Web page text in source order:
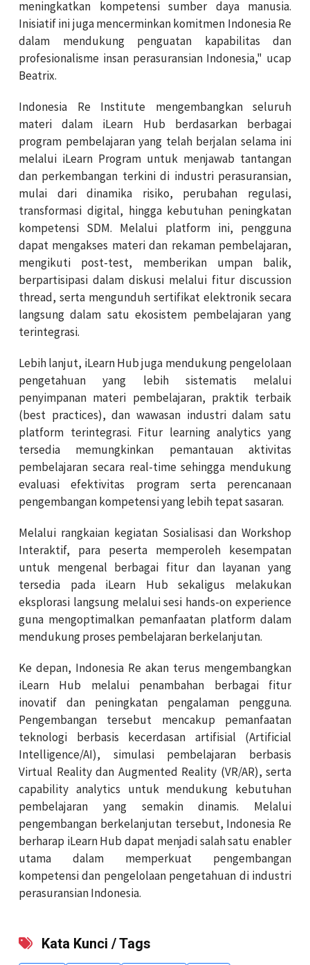
meningkatkan kompetensi sumber daya manusia.
Inisiatif ini juga mencerminkan komitmen Indonesia Re
dalam mendukung penguatan kapabilitas dan
profesionalisme insan perasuransian Indonesia," ucap
Beatrix.
Indonesia Re Institute mengembangkan seluruh
materi dalam iLearn Hub berdasarkan berbagai
program pembelajaran yang telah berjalan selama ini
melalui iLearn Program untuk menjawab tantangan
dan perkembangan terkini di industri perasuransian,
mulai dari dinamika risiko, perubahan regulasi,
transformasi digital, hingga kebutuhan peningkatan
kompetensi SDM. Melalui platform ini, pengguna
dapat mengakses materi dan rekaman pembelajaran,
mengikuti post-test, memberikan umpan balik,
berpartisipasi dalam diskusi melalui fitur discussion
thread, serta mengunduh sertifikat elektronik secara
langsung dalam satu ekosistem pembelajaran yang
terintegrasi.
Lebih lanjut, iLearn Hub juga mendukung pengelolaan
pengetahuan yang lebih sistematis melalui
penyimpanan materi pembelajaran, praktik terbaik
(best practices), dan wawasan industri dalam satu
platform terintegrasi. Fitur learning analytics yang
tersedia memungkinkan pemantauan aktivitas
pembelajaran secara real-time sehingga mendukung
evaluasi efektivitas program serta perencanaan
pengembangan kompetensi yang lebih tepat sasaran.
Melalui rangkaian kegiatan Sosialisasi dan Workshop
Interaktif, para peserta memperoleh kesempatan
untuk mengenal berbagai fitur dan layanan yang
tersedia pada iLearn Hub sekaligus melakukan
eksplorasi langsung melalui sesi hands-on experience
guna mengoptimalkan pemanfaatan platform dalam
mendukung proses pembelajaran berkelanjutan.
Ke depan, Indonesia Re akan terus mengembangkan
iLearn Hub melalui penambahan berbagai fitur
inovatif dan peningkatan pengalaman pengguna.
Pengembangan tersebut mencakup pemanfaatan
teknologi berbasis kecerdasan artifisial (Artificial
Intelligence/AI), simulasi pembelajaran berbasis
Virtual Reality dan Augmented Reality (VR/AR), serta
capability analytics untuk mendukung kebutuhan
pembelajaran yang semakin dinamis. Melalui
pengembangan berkelanjutan tersebut, Indonesia Re
berharap iLearn Hub dapat menjadi salah satu enabler
utama dalam memperkuat pengembangan
kompetensi dan pengelolaan pengetahuan di industri
perasuransian Indonesia.
Kata Kunci / Tags